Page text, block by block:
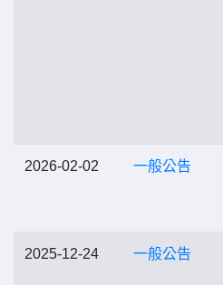
2026-02-02 一般公告
2025-12-24 一般公告